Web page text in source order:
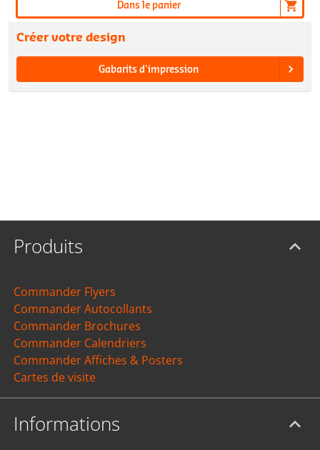
Dans le panier
Créer votre design
Gabarits d'impression
Produits
Commander Flyers
Commander Autocollants
Commander Brochures
Commander Calendriers
Commander Affiches & Posters
Cartes de visite
Informations